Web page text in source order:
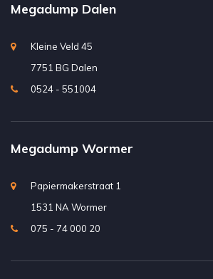
Megadump Dalen
Kleine Veld 45
7751 BG Dalen
0524 - 551004
Megadump Wormer
Papiermakerstraat 1
1531 NA Wormer
075 - 74 000 20